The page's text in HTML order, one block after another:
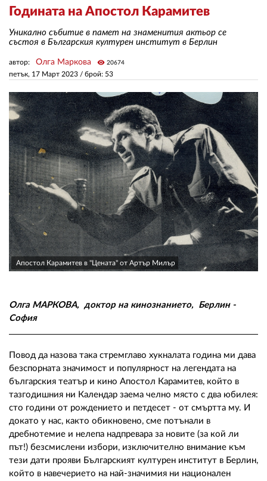
Апостол Карамитев в "Цената" от Артър Милър
Годината на Апостол Карамитев
Уникално събитие в памет на знаменития актьор се
състоя в Българския културен институт в Берлин
петък, 17 Март 2023 / брой: 53
автор: Олга Маркова visibility 20674
Олга МАРКОВА, доктор на кинознанието, Берлин -
София
Повод да назова така стремглаво хукналата година ми дава
безспорната значимост и популярност на легендата на
българския театър и кино Апостол Карамитев, който в
тазгодишния ни Календар заема челно място с два юбилея:
сто години от рождението и петдесет - от смъртта му. И
докато у нас, както обикновено, сме потънали в
дребнотемие и нелепа надпревара за новите (за кой ли
път!) безсмислени избори, изключително внимание към
тези дати прояви Българският културен институт в Берлин,
който в навечерието на най-значимия ни национален
ДРУГИ
РЕДАКЦИЯ
КОНТАКТИ
РЕКЛАМА
АБОНАМЕНТ
УСЛОВИЯ ЗА ПОЛЗВАНЕ
ПОЛИТИКА ЗА БИСКВИТКИТЕ
ПОЛИТИКАТА ЗА
ПОВЕРИТЕЛНОСТ